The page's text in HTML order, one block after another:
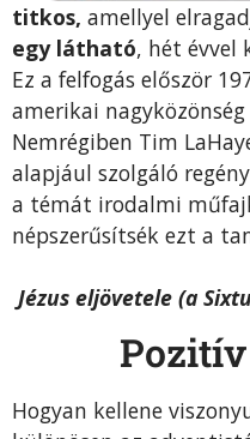
titkos, amellyel
egy látható, hét évvel
Ez a felfogás először
amerikai
Nemrégiben Tim
alapjául szolgáló
a témát irodalmi
népszerűsítsék ezt a
Jézus eljövetele (a
Hogyan kellene